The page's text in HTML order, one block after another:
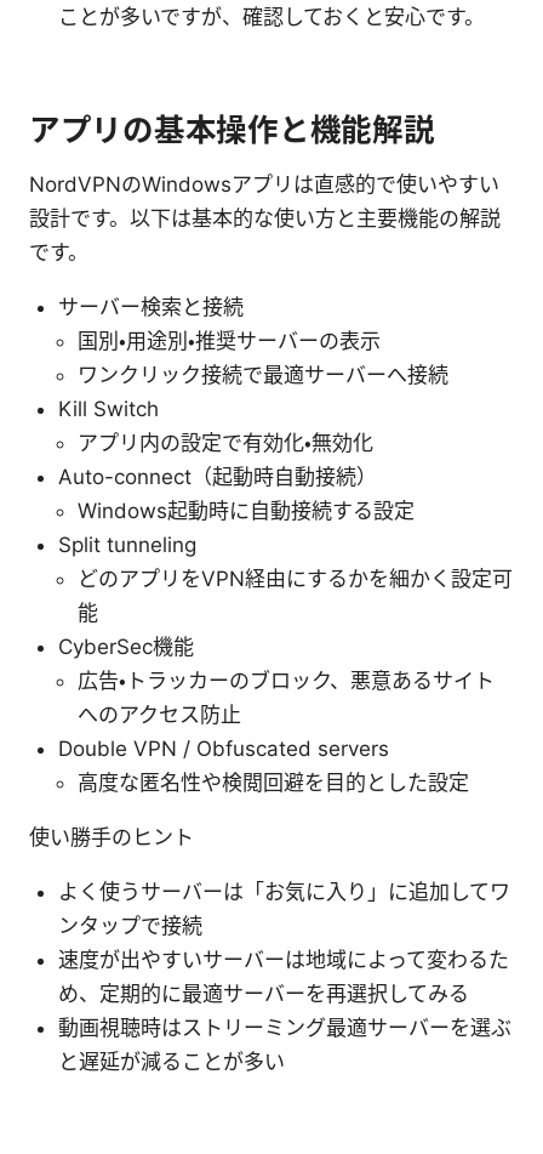
ことが多いですが、確認しておくと安心です。
アプリの基本操作と機能解説
NordVPNのWindowsアプリは直感的で使いやすい
設計です。以下は基本的な使い方と主要機能の解説
です。
サーバー検索と接続
国別・用途別・推奨サーバーの表示
ワンクリック接続で最適サーバーへ接続
Kill Switch
アプリ内の設定で有効化・無効化
Auto-connect（起動時自動接続）
Windows起動時に自動接続する設定
Split tunneling
どのアプリをVPN経由にするかを細かく設定可
能
CyberSec機能
広告・トラッカーのブロック、悪意あるサイト
へのアクセス防止
Double VPN / Obfuscated servers
高度な匿名性や検閲回避を目的とした設定
使い勝手のヒント
よく使うサーバーは「お気に入り」に追加してワ
ンタップで接続
速度が出やすいサーバーは地域によって変わるた
め、定期的に最適サーバーを再選択してみる
動画視聴時はストリーミング最適サーバーを選ぶ
と遅延が減ることが多い